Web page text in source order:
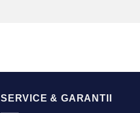
SERVICE & GARANTII